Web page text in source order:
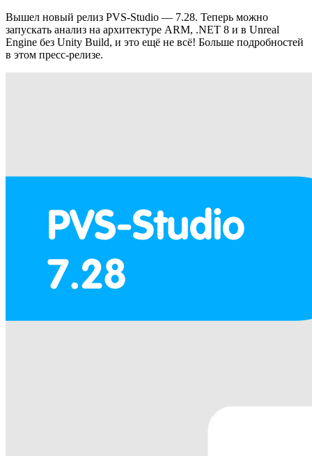
Вышел новый релиз PVS-Studio — 7.28. Теперь можно
запускать анализ на архитектуре ARM, .NET 8 и в Unreal
Engine без Unity Build, и это ещё не всё! Больше подробностей
в этом пресс-релизе.